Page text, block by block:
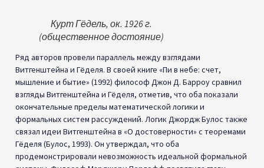
Вернер Гейзенберг в 1933 году
(общественное достояние)
Принцип неопределенности Гейзенберга (сформулированный
в 1927 году) утверждает, что существуют внутренние
пределы того, насколько точно мы можем знать
дополнительные свойства квантовых частиц, такие как
положение и импульс. Существует неизбежная
неопределенность в измерении квантовых систем.